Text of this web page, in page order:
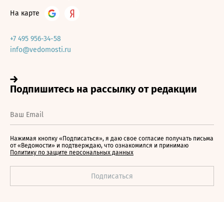
На карте
+7 495 956-34-58
info@vedomosti.ru
Нажимая кнопку «Подписаться», я даю свое согласие получать письма
от «Ведомости» и подтверждаю, что ознакомился и принимаю
Политику по защите персональных данных